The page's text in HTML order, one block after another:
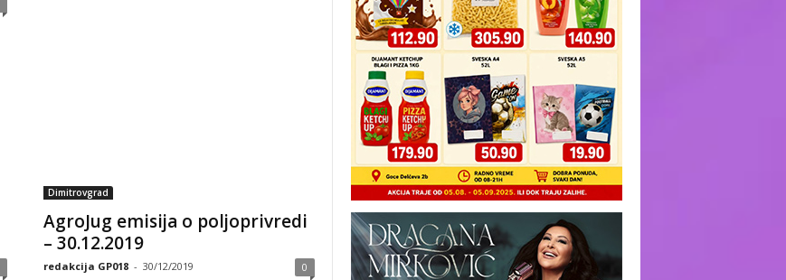
Dimitrovgrad
AgroJug emisija o poljoprivredi
– 30.12.2019
redakcija GP018 - 30/12/2019 0